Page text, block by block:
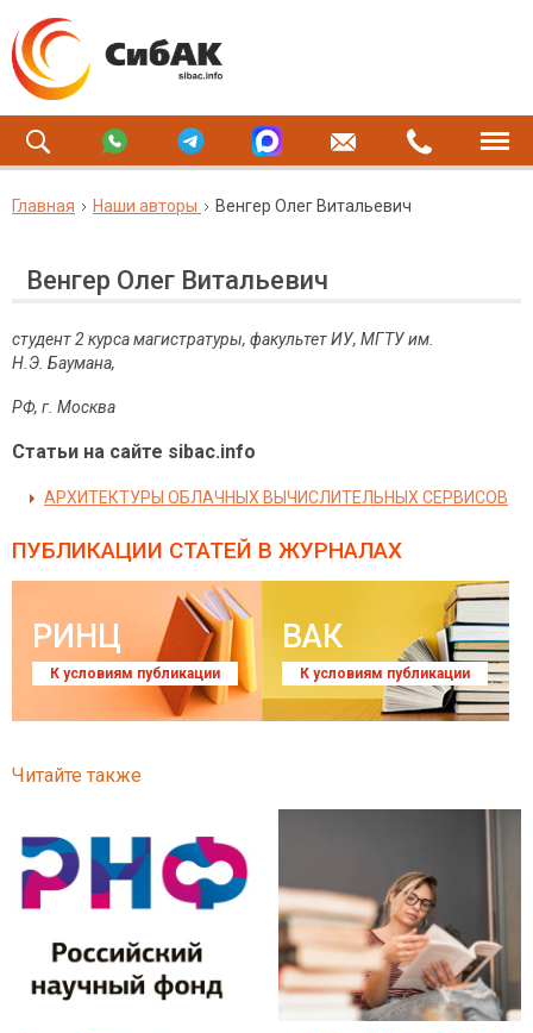
Главная Наши авторы Венгер Олег Витальевич
Венгер Олег Витальевич
студент 2 курса магистратуры, факультет ИУ, МГТУ им.
Н.Э. Баумана,
РФ, г. Москва
Статьи на сайте sibac.info
АРХИТЕКТУРЫ ОБЛАЧНЫХ ВЫЧИСЛИТЕЛЬНЫХ СЕРВИСОВ
ПУБЛИКАЦИИ СТАТЕЙ В ЖУРНАЛАХ
РИНЦ
К условиям публикации
ВАК
К условиям публикации
Читайте также